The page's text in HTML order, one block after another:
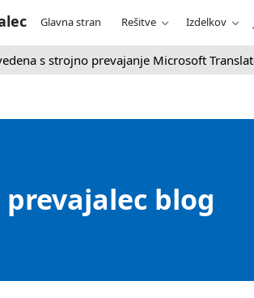
Glavna stran Rešitve Izdelkov
s strojno prevajanje Microsoft
blog